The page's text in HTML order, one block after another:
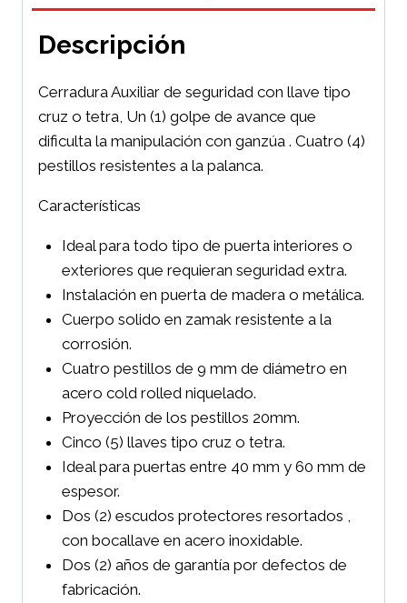
Descripción
Cerradura Auxiliar de seguridad con llave tipo
cruz o tetra, Un (1) golpe de avance que
dificulta la manipulación con ganzúa . Cuatro (4)
pestillos resistentes a la palanca.
Características
Ideal para todo tipo de puerta interiores o
exteriores que requieran seguridad extra.
Instalación en puerta de madera o metálica.
Cuerpo solido en zamak resistente a la
corrosión.
Cuatro pestillos de 9 mm de diámetro en
acero cold rolled niquelado.
Proyección de los pestillos 20mm.
Cinco (5) llaves tipo cruz o tetra.
Ideal para puertas entre 40 mm y 60 mm de
espesor.
Dos (2) escudos protectores resortados ,
con bocallave en acero inoxidable.
Dos (2) años de garantía por defectos de
fabricación.